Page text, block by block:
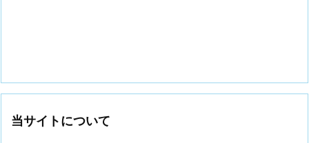
当サイトについて